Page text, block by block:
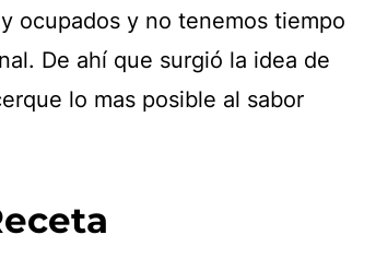
ocupados y no tenemos tiempo
De ahí que surgió la idea de
lo mas posible al sabor